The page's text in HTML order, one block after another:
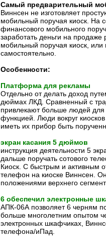
Самый предварительный
Виннсен не изготовляет
мобильный поручая киоск. На
финансового мобильного
заработать деньги на
мобильный поручая киоск, или
самостоятельно.
Особенности:
Платформа для рекламы
Отдельно от делать доход
дюймах ЛКД. Сравненный с
привлекают больше людей для
функцией. Люди вокруг
иметь их прибор быть
экран касания 5 дюймов
инструкция деятельности 5
дальше поручать сотового
Киоск. С быстрым и активным
телефон на киоске Виннсен.
положениями верхнего
6 обеспечил электронные
АПК-06А позволяет 6 черням
больше многолетним опытом
электронных шкафчиках,
телефона/иПад.